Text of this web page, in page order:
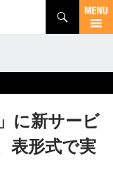
に新サービ
表形式で実